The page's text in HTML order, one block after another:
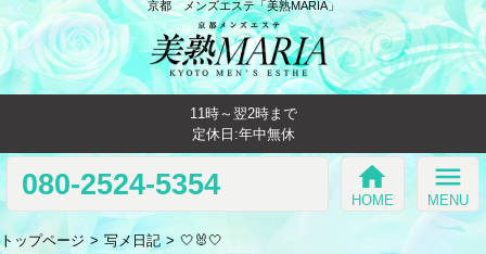
京都 メンズエステ「美熟MARIA」
11時～翌2時まで
定休日:年中無休
080-2524-5354 home
HOME
menu
MENU
トップページ 写メ日記 🤍🐰🤍